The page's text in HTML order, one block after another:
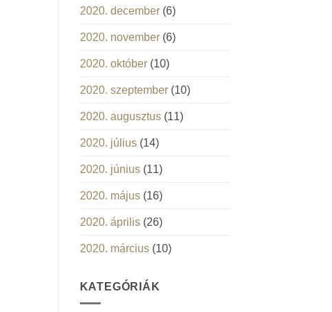
2020. december(6)
2020. november(6)
2020. október(10)
2020. szeptember(10)
2020. augusztus(11)
2020. július(14)
2020. június(11)
2020. május(16)
2020. április(26)
2020. március(10)
KATEGÓRIÁK